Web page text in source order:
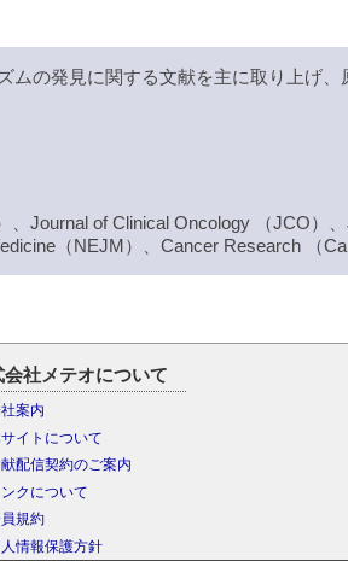
の発見に関する文献を主に取り上げ
Journal of Clinical Oncology （JCO）
（NEJM）、Cancer Research （
会社メテオについて
案内
イトについて
配信契約のご案内
ンクについて
規約
情報保護方針